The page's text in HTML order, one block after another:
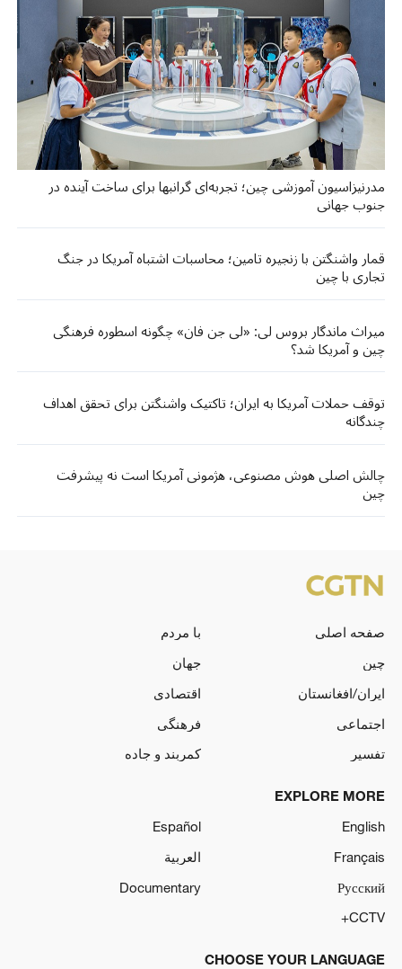
مدرنیزاسیون آموزشی چین؛ تجربه‌ای گرانبها برای ساخت آینده در
جنوب جهانی
قمار واشنگتن با زنجیره تامین؛ محاسبات اشتباه آمریکا در جنگ
تجاری با چین
میراث ماندگار بروس لی: «لی جن فان» چگونه اسطوره فرهنگی
چین و آمریکا شد؟
توقف حملات آمریکا به ایران؛ تاکتیک واشنگتن برای تحقق اهداف
چندگانه
چالش اصلی هوش مصنوعی، هژمونی آمریکا است نه پیشرفت
چین
صفحه اصلی
با مردم
چین
جهان
ایران/افغانستان
اقتصادی
اجتماعی
فرهنگی
تفسیر
کمربند و جاده
EXPLORE MORE
English
Español
Français
العربية
Русский
Documentary
CCTV+
CHOOSE YOUR LANGUAGE